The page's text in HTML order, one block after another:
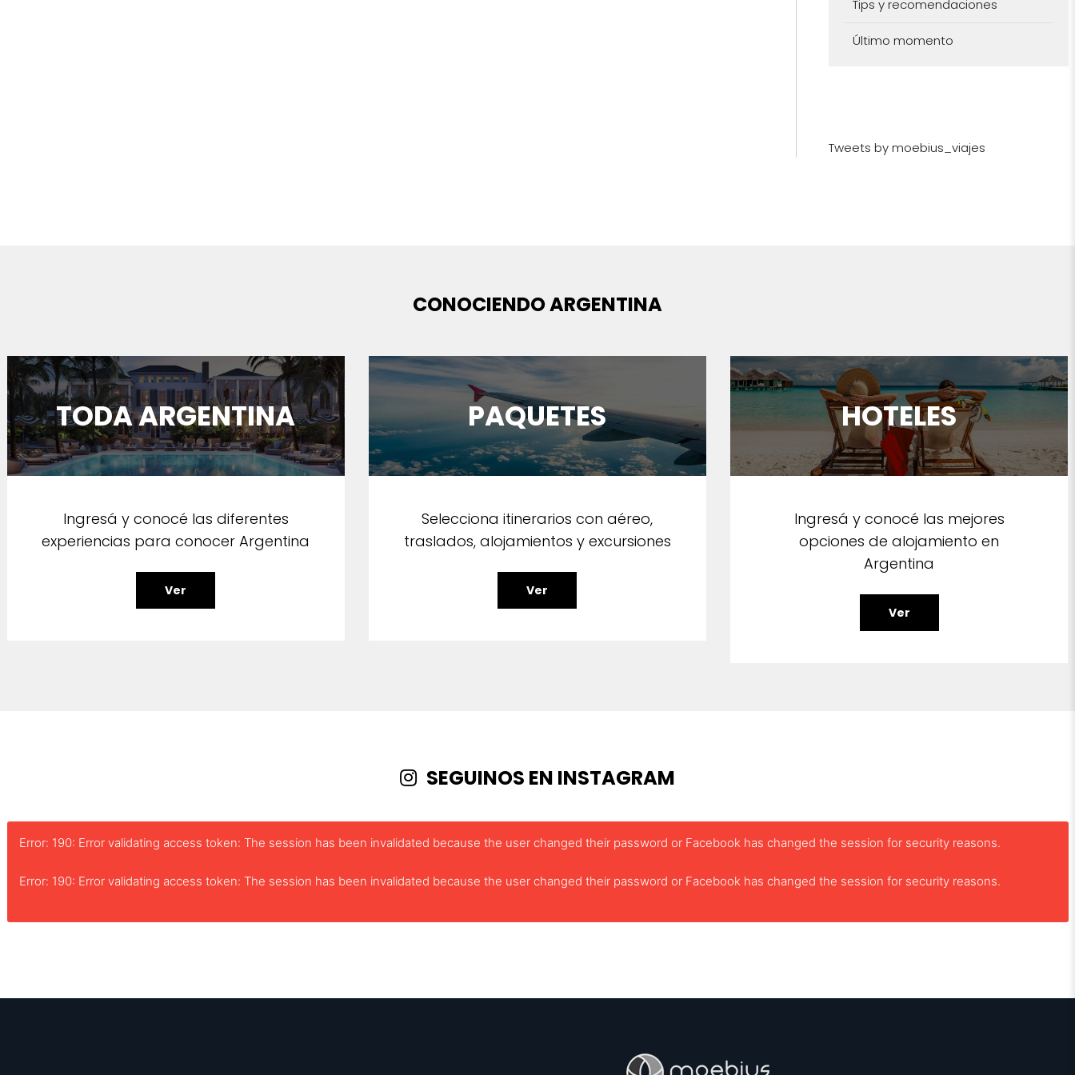
Tips y recomendaciones
Último momento
Tweets by moebius_viajes
CONOCIENDO ARGENTINA
TODA ARGENTINA
Ingresá y conocé las diferentes
experiencias para conocer Argentina
Ver
PAQUETES
Selecciona itinerarios con aéreo,
traslados, alojamientos y excursiones
Ver
HOTELES
Ingresá y conocé las mejores
opciones de alojamiento en
Argentina
Ver
SEGUINOS EN INSTAGRAM
Error: 190: Error validating access token: The session has been invalidated because the user changed their password or Facebook has changed the session for security reasons.
Error: 190: Error validating access token: The session has been invalidated because the user changed their password or Facebook has changed the session for security reasons.